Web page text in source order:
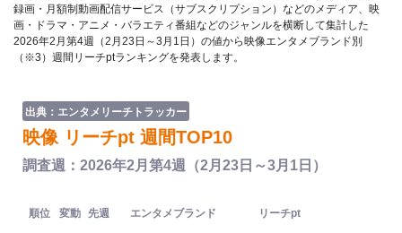
録画・月額制動画配信サービス（サブスクリプション）などのメディア、映
画・ドラマ・アニメ・バラエティ番組などのジャンルを横断して集計した
2026年2月第4週（2月23日～3月1日）の値から映像エンタメブランド別
（※3）週間リーチptランキングを発表します。
出典：エンタメリーチトラッカー
映像 リーチpt 週間TOP10
調査週：2026年2月第4週（2月23日～3月1日）
順位 変動 先週 エンタメブランド リーチpt